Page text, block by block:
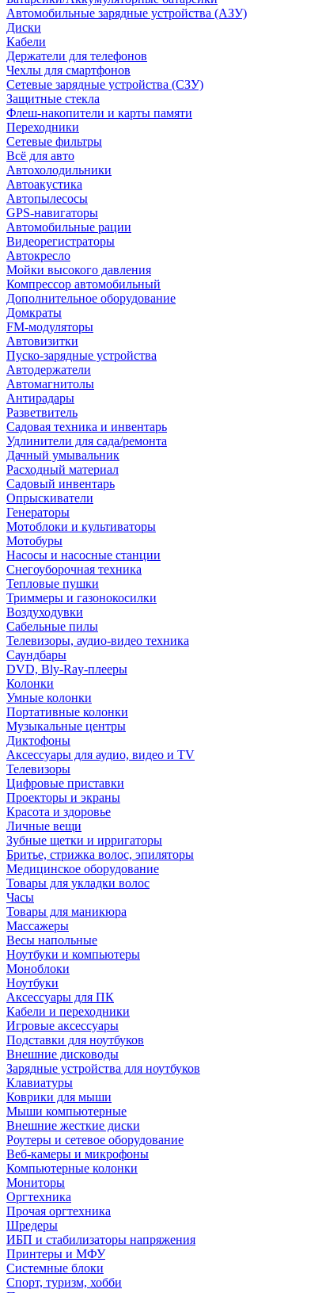
Автомобильные зарядные устройства (АЗУ)
Диски
Кабели
Держатели для телефонов
Чехлы для смартфонов
Сетевые зарядные устройства (СЗУ)
Защитные стекла
Флеш-накопители и карты памяти
Переходники
Сетевые фильтры
Всё для авто
Автохолодильники
Автоакустика
Автопылесосы
GPS-навигаторы
Автомобильные рации
Видеорегистраторы
Автокресло
Мойки высокого давления
Компрессор автомобильный
Дополнительное оборудование
Домкраты
FM-модуляторы
Автовизитки
Пуско-зарядные устройства
Автодержатели
Автомагнитолы
Антирадары
Разветвитель
Садовая техника и инвентарь
Удлинители для сада/ремонта
Дачный умывальник
Расходный материал
Садовый инвентарь
Опрыскиватели
Генераторы
Мотоблоки и культиваторы
Мотобуры
Насосы и насосные станции
Снегоуборочная техника
Тепловые пушки
Триммеры и газонокосилки
Воздуходувки
Сабельные пилы
Телевизоры, аудио-видео техника
Саундбары
DVD, Bly-Ray-плееры
Колонки
Умные колонки
Портативные колонки
Музыкальные центры
Диктофоны
Аксессуары для аудио, видео и TV
Телевизоры
Цифровые приставки
Проекторы и экраны
Красота и здоровье
Личные вещи
Зубные щетки и ирригаторы
Бритье, стрижка волос, эпиляторы
Медицинское оборудование
Товары для укладки волос
Часы
Товары для маникюра
Массажеры
Весы напольные
Ноутбуки и компьютеры
Моноблоки
Ноутбуки
Аксессуары для ПК
Кабели и переходники
Игровые аксессуары
Подставки для ноутбуков
Внешние дисководы
Зарядные устройства для ноутбуков
Клавиатуры
Коврики для мыши
Мыши компьютерные
Внешние жесткие диски
Роутеры и сетевое оборудование
Веб-камеры и микрофоны
Компьютерные колонки
Мониторы
Оргтехника
Прочая оргтехника
Шредеры
ИБП и стабилизаторы напряжения
Принтеры и МФУ
Системные блоки
Спорт, туризм, хобби